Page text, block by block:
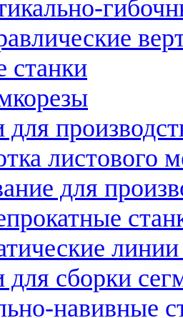
станки
для
листового
для
линии
для сборки
навивные